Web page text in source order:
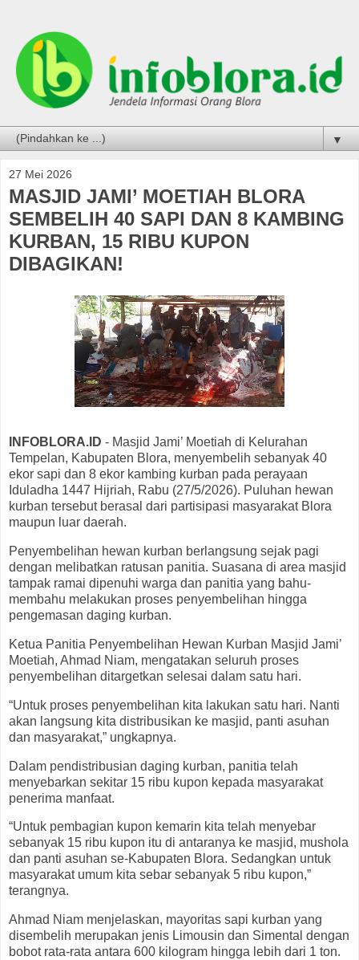
▼
27 Mei 2026
MASJID JAMI’ MOETIAH BLORA
SEMBELIH 40 SAPI DAN 8 KAMBING
KURBAN, 15 RIBU KUPON
DIBAGIKAN!
INFOBLORA.ID - Masjid Jami’ Moetiah di Kelurahan
Tempelan, Kabupaten Blora, menyembelih sebanyak 40
ekor sapi dan 8 ekor kambing kurban pada perayaan
Iduladha 1447 Hijriah, Rabu (27/5/2026). Puluhan hewan
kurban tersebut berasal dari partisipasi masyarakat Blora
maupun luar daerah.
Penyembelihan hewan kurban berlangsung sejak pagi
dengan melibatkan ratusan panitia. Suasana di area masjid
tampak ramai dipenuhi warga dan panitia yang bahu-
membahu melakukan proses penyembelihan hingga
pengemasan daging kurban.
Ketua Panitia Penyembelihan Hewan Kurban Masjid Jami’
Moetiah, Ahmad Niam, mengatakan seluruh proses
penyembelihan ditargetkan selesai dalam satu hari.
“Untuk proses penyembelihan kita lakukan satu hari. Nanti
akan langsung kita distribusikan ke masjid, panti asuhan
dan masyarakat,” ungkapnya.
Dalam pendistribusian daging kurban, panitia telah
menyebarkan sekitar 15 ribu kupon kepada masyarakat
penerima manfaat.
“Untuk pembagian kupon kemarin kita telah menyebar
sebanyak 15 ribu kupon itu di antaranya ke masjid, mushola
dan panti asuhan se-Kabupaten Blora. Sedangkan untuk
masyarakat umum kita sebar sebanyak 5 ribu kupon,”
terangnya.
Ahmad Niam menjelaskan, mayoritas sapi kurban yang
disembelih merupakan jenis Limousin dan Simental dengan
bobot rata-rata antara 600 kilogram hingga lebih dari 1 ton.